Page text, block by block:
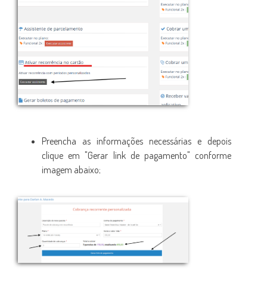
Preencha as informações necessárias e depois
clique em "Gerar link de pagamento" conforme
imagem abaixo;